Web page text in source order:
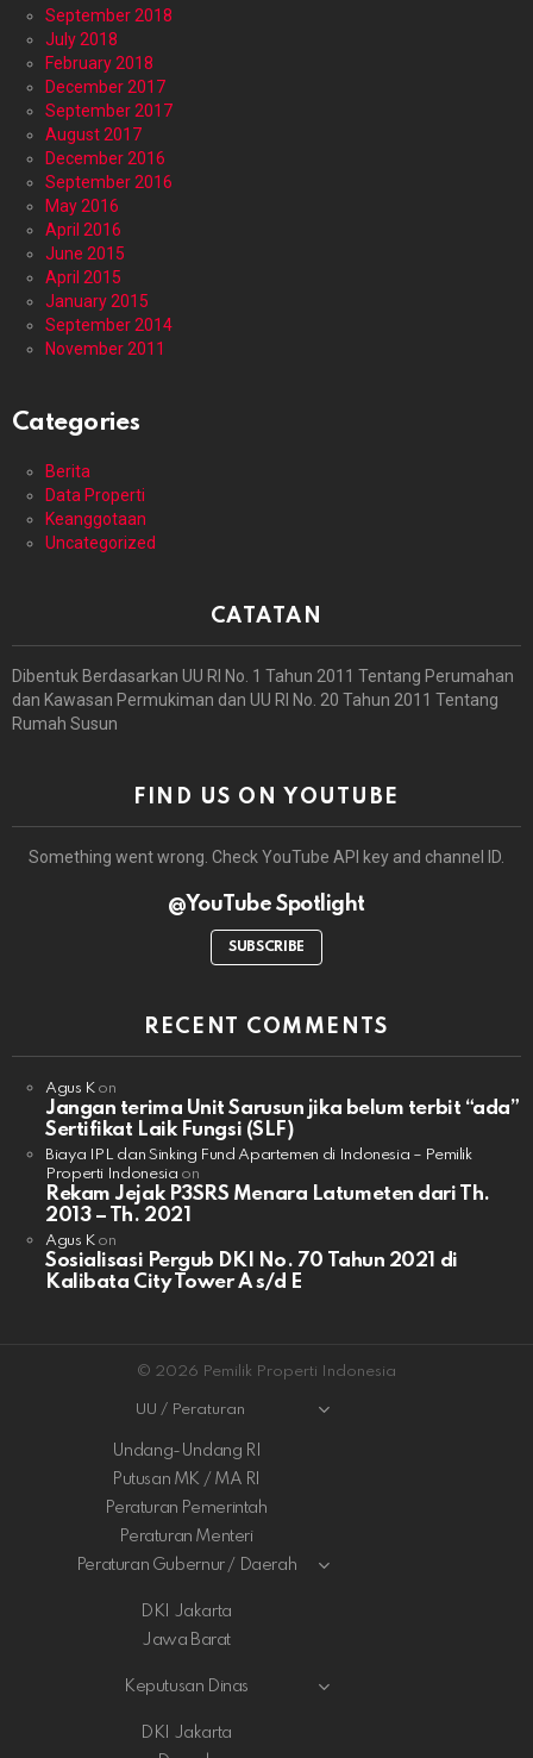
September 2018
July 2018
February 2018
December 2017
September 2017
August 2017
December 2016
September 2016
May 2016
April 2016
June 2015
April 2015
January 2015
September 2014
November 2011
Categories
Berita
Data Properti
Keanggotaan
Uncategorized
CATATAN
Dibentuk Berdasarkan UU RI No. 1 Tahun 2011 Tentang Perumahan
dan Kawasan Permukiman dan UU RI No. 20 Tahun 2011 Tentang
Rumah Susun
FIND US ON YOUTUBE
Something went wrong. Check YouTube API key and channel ID.
@YouTube Spotlight
SUBSCRIBE
RECENT COMMENTS
Agus Kon
Jangan terima Unit Sarusun jika belum terbit “ada”
Sertifikat Laik Fungsi (SLF)
Biaya IPL dan Sinking Fund Apartemen di Indonesia – Pemilik
Properti Indonesia on
Rekam Jejak P3SRS Menara Latumeten dari Th.
2013 – Th. 2021
Agus Kon
Sosialisasi Pergub DKI No. 70 Tahun 2021 di
Kalibata City Tower A s/d E
© 2026 Pemilik Properti Indonesia
UU / Peraturan
Undang-Undang RI
Putusan MK / MA RI
Peraturan Pemerintah
Peraturan Menteri
Peraturan Gubernur / Daerah
DKI Jakarta
Jawa Barat
Keputusan Dinas
DKI Jakarta